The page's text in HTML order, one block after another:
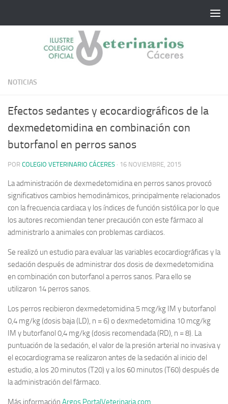
NOTICIAS
Efectos sedantes y ecocardiográficos de la
dexmedetomidina en combinación con
butorfanol en perros sanos
POR COLEGIO VETERINARIO CÁCERES · 16 NOVIEMBRE, 2015
La administración de dexmedetomidina en perros sanos provocó
significativos cambios hemodinámicos, principalmente relacionados
con la frecuencia cardiaca y los índices de función sistólica por lo que
los autores recomiendan tener precaución con este fármaco al
administrarlo a animales con problemas cardiacos.
Se realizó un estudio para evaluar las variables ecocardiográficas y la
sedación después de administrar dos dosis de dexmedetomidina
en combinación con butorfanol a perros sanos. Para ello se
utilizaron 14 perros sanos.
Los perros recibieron dexmedetomidina 5 mcg/kg IM y butorfanol
0,4 mg/kg (dosis baja (LD), n = 6) o dexmedetomidina 10 mcg/kg
IM y butorfanol 0,4 mg/kg (dosis recomendada (RD), n = 8). La
puntuación de la sedación, el valor de la presión arterial no invasiva y
el ecocardiograma se realizaron antes de la sedación al inicio del
estudio, a los 20 minutos (T20) y a los 60 minutos (T60) después de
la administración del fármaco.
Más información Argos.PortalVeterinaria.com